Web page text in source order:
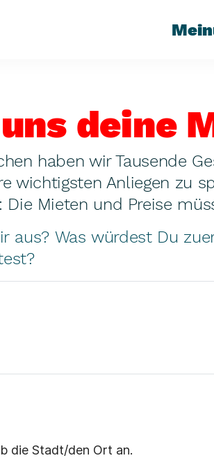
deine
haben wir Tausende
wichtigsten Anliegen zu
Die Mieten und Preise
aus? Was würdest Du
die Stadt/den Ort an.